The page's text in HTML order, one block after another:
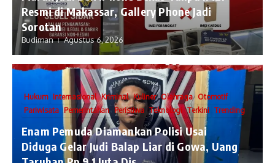
Resmi di Makassar, Gallery Phone Jadi
Sorotan
Budiman Agustus 6, 2026
Hukum Internasional Kriminal Kuliner Olahraga Otomotif
Pariwisata Pemerintahan Peristiwa Teknologi Terkini Trending
Enam Pemuda Diamankan Polisi Usai
Diduga Gelar Judi Balap Liar di Gowa, Uang